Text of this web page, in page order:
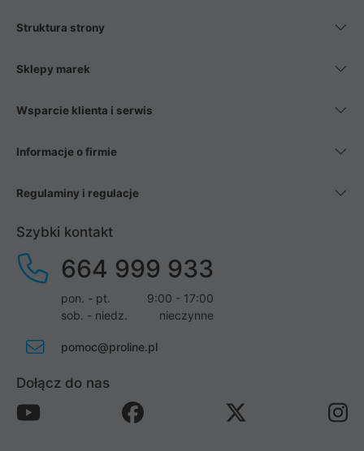
Struktura strony
Sklepy marek
Wsparcie klienta i serwis
Informacje o firmie
Regulaminy i regulacje
Szybki kontakt
664 999 933
pon. - pt.
9:00 - 17:00
sob. - niedz.
nieczynne
pomoc@proline.pl
Dołącz do nas